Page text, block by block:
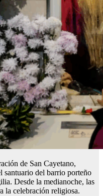
de San Cayetano,
santuario del barrio porteño
Desde la medianoche, las
la celebración religiosa.